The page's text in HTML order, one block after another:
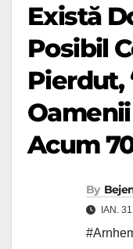
Există
Posibil
Pierdut,
Acum
By
IAN.